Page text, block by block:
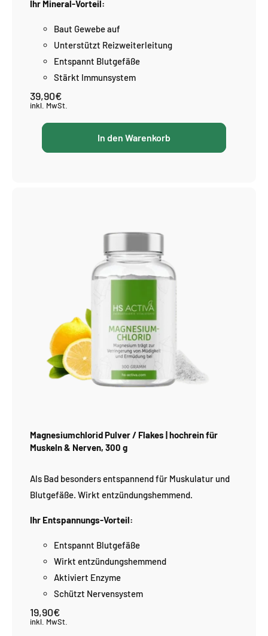
Ihr Mineral-Vorteil:
Baut Gewebe auf
Unterstützt Reizweiterleitung
Entspannt Blutgefäße
Stärkt Immunsystem
Normaler
Preis
39,90€
inkl. MwSt.
In den Warenkorb
Magnesiumchlorid Pulver / Flakes | hochrein für
Muskeln & Nerven, 300 g
Als Bad besonders entspannend für Muskulatur und
Blutgefäße. Wirkt entzündungshemmend.
Ihr Entspannungs-Vorteil:
Entspannt Blutgefäße
Wirkt entzündungshemmend
Aktiviert Enzyme
Schützt Nervensystem
Normaler
Preis
19,90€
inkl. MwSt.